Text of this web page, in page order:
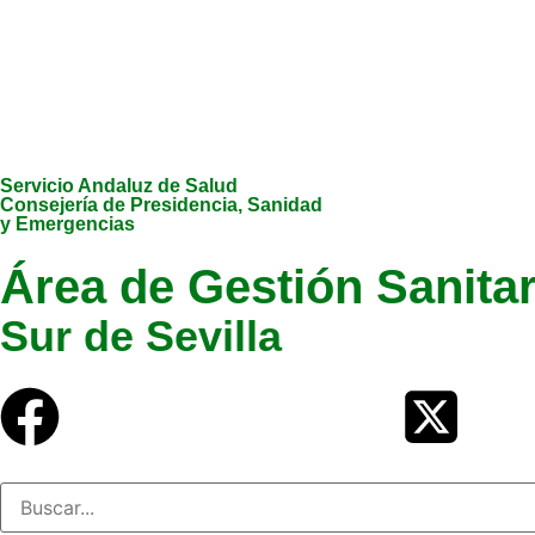
Servicio Andaluz de Salud
Consejería de Presidencia, Sanidad
y Emergencias
Área de Gestión
Sur de Sevilla